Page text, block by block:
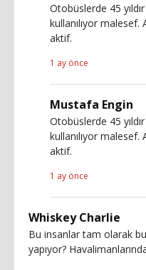
Otobüslerde 45
kullanılıyor
aktif.
1 ay önce
Mustafa Engin
Otobüslerde 45
kullanılıyor
aktif.
1 ay önce
Whiskey Charlie
Bu insanlar tam olarak
yapıyor?